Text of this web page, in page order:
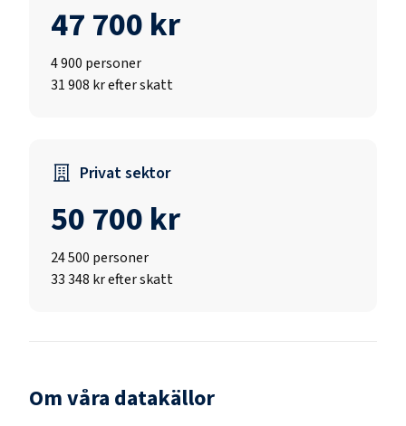
47 700 kr
4 900 personer
31 908 kr efter skatt
Privat sektor
50 700 kr
24 500 personer
33 348 kr efter skatt
Om våra datakällor